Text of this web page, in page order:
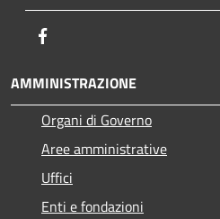
AMMINISTRAZIONE
Organi di Governo
Aree amministrative
Uffici
Enti e fondazioni